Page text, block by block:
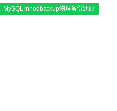
MySQL innodbackup物理备份还原